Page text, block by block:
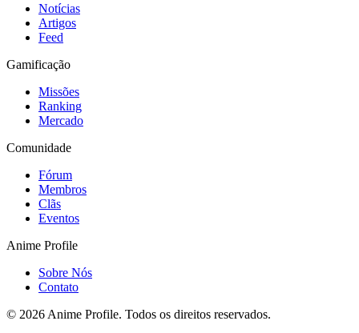
Notícias
Artigos
Feed
Gamificação
Missões
Ranking
Mercado
Comunidade
Fórum
Membros
Clãs
Eventos
Anime Profile
Sobre Nós
Contato
© 2026 Anime Profile. Todos os direitos reservados.